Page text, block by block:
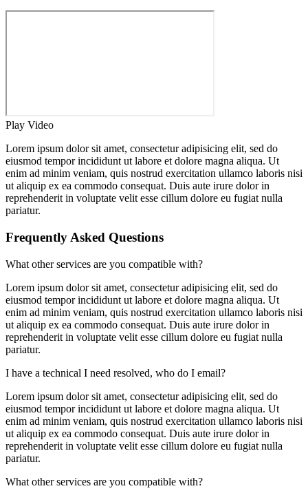
Play Video
Lorem ipsum dolor sit amet, consectetur adipisicing elit, sed do
eiusmod tempor incididunt ut labore et dolore magna aliqua. Ut
enim ad minim veniam, quis nostrud exercitation ullamco laboris nisi
ut aliquip ex ea commodo consequat. Duis aute irure dolor in
reprehenderit in voluptate velit esse cillum dolore eu fugiat nulla
pariatur.
Frequently Asked Questions
What other services are you compatible with?
Lorem ipsum dolor sit amet, consectetur adipisicing elit, sed do
eiusmod tempor incididunt ut labore et dolore magna aliqua. Ut
enim ad minim veniam, quis nostrud exercitation ullamco laboris nisi
ut aliquip ex ea commodo consequat. Duis aute irure dolor in
reprehenderit in voluptate velit esse cillum dolore eu fugiat nulla
pariatur.
I have a technical I need resolved, who do I email?
Lorem ipsum dolor sit amet, consectetur adipisicing elit, sed do
eiusmod tempor incididunt ut labore et dolore magna aliqua. Ut
enim ad minim veniam, quis nostrud exercitation ullamco laboris nisi
ut aliquip ex ea commodo consequat. Duis aute irure dolor in
reprehenderit in voluptate velit esse cillum dolore eu fugiat nulla
pariatur.
What other services are you compatible with?